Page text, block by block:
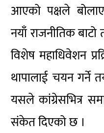
आएको पक्षले
नयाँ राजनीतिक
विशेष महाधिवेशन
थापालाई चयन गर्ने
यसले कांग्रेसभित्र
संकेत दिएको छ ।